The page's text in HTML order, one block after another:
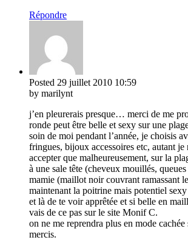
Répondre
Posted 29 juillet 2010 10:59
by marilynt
j’en pleurerais presque… merci de me
ronde peut être belle et sexy sur une
soin de moi pendant l’année, je choisis
fringues, bijoux accessoires etc, autant je
accepter que malheureusement, sur la
à une sale tête (cheveux mouillés,
mamie (maillot noir couvrant ramassant
maintenant la poitrine mais potentiel
et là de te voir apprêtée et si belle en
vais de ce pas sur le site Monif C.
on ne me reprendra plus en mode
mercis.